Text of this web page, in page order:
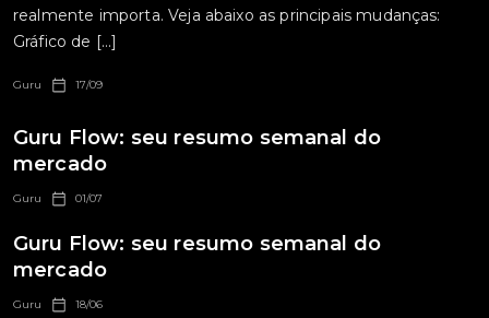
realmente importa. Veja abaixo as principais mudanças:
Gráfico de […]
Guru 17/09
Guru Flow: seu resumo semanal do
mercado
Guru 01/07
Guru Flow: seu resumo semanal do
mercado
Guru 18/06